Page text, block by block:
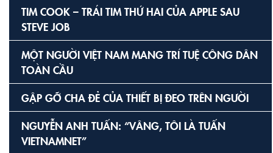
TIM COOK – TRÁI TIM THỨ HAI CỦA APPLE SAU
STEVE JOB
MỘT NGƯỜI VIỆT NAM MANG TRÍ TUỆ CÔNG DÂN
TOÀN CẦU
GẶP GỠ CHA ĐẺ CỦA THIẾT BỊ ĐEO TRÊN NGƯỜI
NGUYỄN ANH TUẤN: “VÂNG, TÔI LÀ TUẤN
VIETNAMNET”